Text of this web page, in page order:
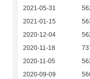
2021-05-31
2021-01-15
2020-12-04
2020-11-18
2020-11-05
2020-09-09